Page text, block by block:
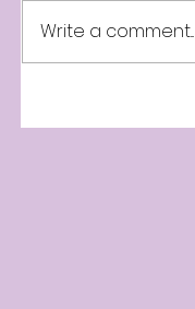
Write a comment...